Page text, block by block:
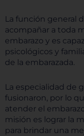
La función general
acompañar a toda
embarazo y es
psicológicos y
de la embarazada.
La especialidad de
fusionaron, por lo
atender el
misión es lograr la
para brindar una